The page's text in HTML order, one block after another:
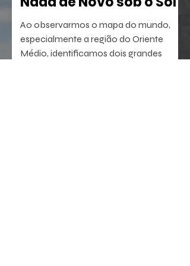
Ao observarmos o mapa do mundo,
especialmente a região do Oriente
Médio, identificamos dois grandes